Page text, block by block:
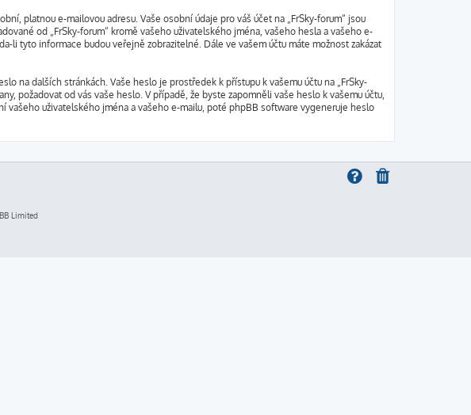
platnou e-mailovou adresu. Vaše osobní údaje pro váš účet na „FrSky-forum“ jsou
od „FrSky-forum“ kromě vašeho uživatelského jména, vašeho hesla a vašeho e-
tyto informace budou veřejně zobrazitelné. Dále ve vašem účtu máte možnost zakázat
na dalších stránkách. Vaše heslo je prostředek k přístupu k vašemu účtu na „FrSky-
požadovat od vás vaše heslo. V případě, že byste zapomněli vaše heslo k vašemu účtu,
vašeho uživatelského jména a vašeho e-mailu, poté phpBB software vygeneruje heslo
Limited